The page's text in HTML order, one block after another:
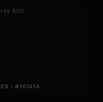
800
- #10141A